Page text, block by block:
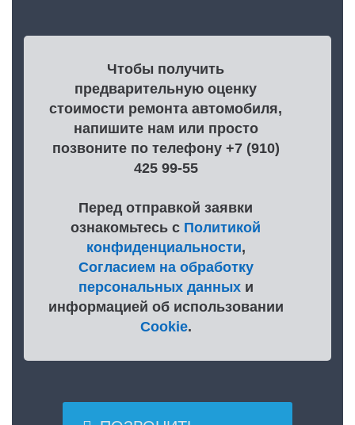
Чтобы получить
предварительную оценку
стоимости ремонта автомобиля,
напишите нам или просто
позвоните по телефону +7 (910)
425 99-55
Перед отправкой заявки
ознакомьтесь с Политикой
конфиденциальности,
Согласием на обработку
персональных данныхи
информацией об использовании
Cookie.